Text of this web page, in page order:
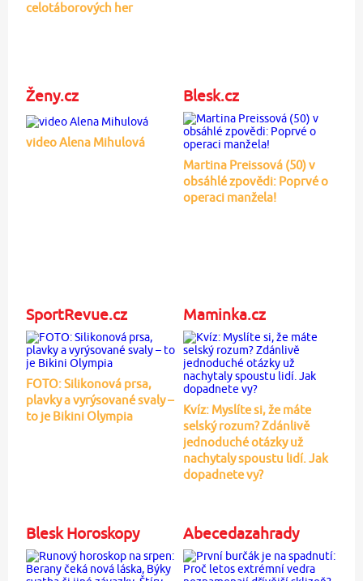
celotáborových her
Ženy.cz
video Alena Mihulová
Blesk.cz
Martina Preissová (50) v
obsáhlé zpovědi: Poprvé o
operaci manžela!
SportRevue.cz
FOTO: Silikonová prsa,
plavky a vyrýsované svaly –
to je Bikini Olympia
Maminka.cz
Kvíz: Myslíte si, že máte
selský rozum? Zdánlivě
jednoduché otázky už
nachytaly spoustu lidí. Jak
dopadnete vy?
Blesk Horoskopy Abecedazahrady